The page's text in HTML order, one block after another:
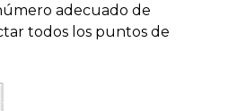
adecuado de
todos los puntos de